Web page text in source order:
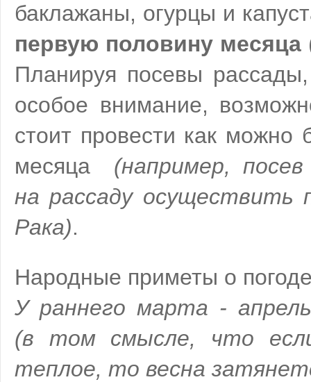
баклажаны, огурцы и
первую половину месяца
Планируя посевы
особое внимание,
стоит провести как можно
месяца (например,
на рассаду осуществить
Рака).
Народные приметы о
У раннего марта -
(в том смысле, что
теплое, то весна